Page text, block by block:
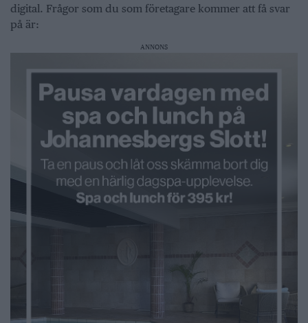
digital. Frågor som du som företagare kommer att få svar
på är:
ANNONS